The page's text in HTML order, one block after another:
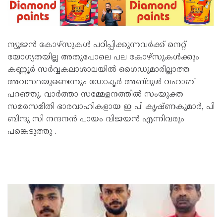
ന്യൂജൻ കോഴ്സുകൾ പഠിപ്പിക്കുന്നവർക്ക് നെറ്റ്
യോഗ്യതയില്ല അതുപോലെ പല കോഴ്സുകൾക്കും
കണ്ണൂർ സർവ്വകലാശാലയിൽ ഗൈഡുമാരില്ലാത്ത
അവസ്ഥയുണ്ടെന്നും ഡോക്ടർ അബ്ദുൾ വഹാബ്
പറഞ്ഞു. വാർത്താ സമ്മേളനത്തിൽ സംയുക്ത
സമരസമിതി ഭാരവാഹികളായ ഇ പി കൃഷ്‌ണകുമാർ, പി
ബിന്ദു സി നന്ദനൻ പായം വിജയൻ എന്നിവരും
പങ്കെടുത്തു .